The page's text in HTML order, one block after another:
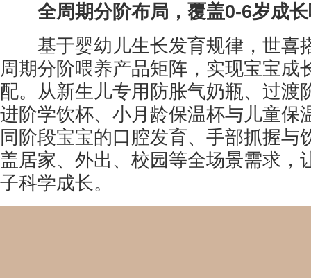
全周期分阶布局，覆盖0-6岁成
基于婴幼儿生长发育规律，世喜
周期分阶喂养产品矩阵，实现宝宝成
配。从新生儿专用防胀气奶瓶、过渡
进阶学饮杯、小月龄保温杯与儿童保
同阶段宝宝的口腔发育、手部抓握与
盖居家、外出、校园等全场景需求，
子科学成长。